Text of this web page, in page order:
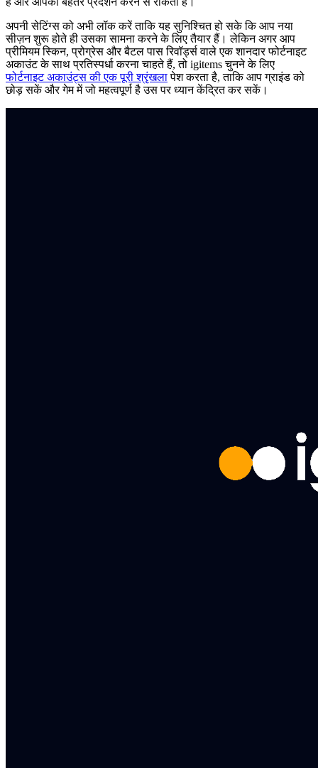
अपनी सेटिंग्स को अभी लॉक करें ताकि यह सुनिश्चित हो सके कि आप नया
सीज़न शुरू होते ही उसका सामना करने के लिए तैयार हैं। लेकिन अगर आप
प्रीमियम स्किन, प्रोग्रेस और बैटल पास रिवॉर्ड्स वाले एक शानदार फोर्टनाइट
अकाउंट के साथ प्रतिस्पर्धा करना चाहते हैं, तो igitems चुनने के लिए
फोर्टनाइट अकाउंट्स की एक पूरी श्रृंखलापेश करता है, ताकि आप ग्राइंड को
छोड़ सकें और गेम में जो महत्वपूर्ण है उस पर ध्यान केंद्रित कर सकें।